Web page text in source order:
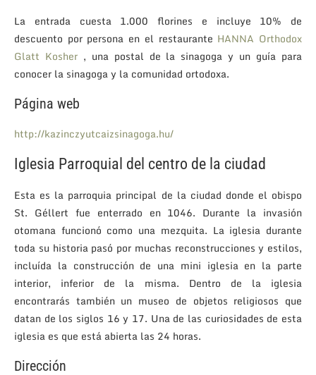
La entrada cuesta 1.000 florines e incluye 10% de
descuento por persona en el restaurante HANNA Orthodox
Glatt Kosher, una postal de la sinagoga y un guía para
conocer la sinagoga y la comunidad ortodoxa.
Página web
http://kazinczyutcaizsinagoga.hu/
Iglesia Parroquial del centro de la ciudad
Esta es la parroquia principal de la ciudad donde el obispo
St. Géllert fue enterrado en 1046. Durante la invasión
otomana funcionó como una mezquita. La iglesia durante
toda su historia pasó por muchas reconstrucciones y estilos,
incluída la construcción de una mini iglesia en la parte
interior, inferior de la misma. Dentro de la iglesia
encontrarás también un museo de objetos religiosos que
datan de los siglos 16 y 17. Una de las curiosidades de esta
iglesia es que está abierta las 24 horas.
Dirección